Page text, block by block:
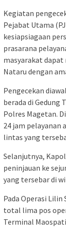
Kegiatan
Pejabat Utama
kesiapsiagaan
prasarana
masyarakat dapat
Nataru dengan
Pengecekan
berada di Gedung
Polres Magetan.
24 jam pelayanan
lintas yang
Selanjutnya,
peninjauan ke
yang tersebar di
Pada Operasi
total lima pos
Terminal